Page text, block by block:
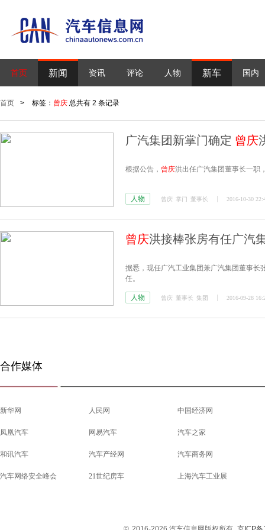
首页 新闻 资讯 评论 人物 新车 国内
首页 > 标签： 曾庆 总共有 2 条记录
广汽集团新掌门确定 曾庆
根据公告， 曾庆洪出任广汽集团董事长一职
人物 曾庆 掌门 董事长 2016-10-30
曾庆洪接棒张房有任广汽
据悉，现任广汽工业集团兼广汽集团董事长
任。
人物 曾庆 董事长 集团 2016-09-28
合作媒体
新华网 人民网 中国经济网
凤凰汽车 网易汽车 汽车之家
和讯汽车 汽车产经网 汽车商务网
汽车网络安全峰会 21世纪房车 上海汽车工业展